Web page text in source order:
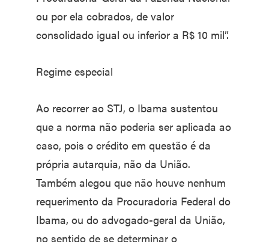
ou por ela cobrados, de valor
consolidado igual ou inferior a R$ 10 mil”.
Regime especial
Ao recorrer ao STJ, o Ibama sustentou
que a norma não poderia ser aplicada ao
caso, pois o crédito em questão é da
própria autarquia, não da União.
Também alegou que não houve nenhum
requerimento da Procuradoria Federal do
Ibama, ou do advogado-geral da União,
no sentido de se determinar o